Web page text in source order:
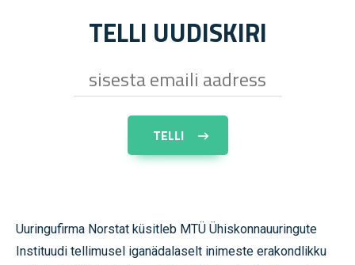
TELLI UUDISKIRI
Uuringufirma Norstat küsitleb MTÜ Ühiskonnauuringute
Instituudi tellimusel iganädalaselt inimeste erakondlikku